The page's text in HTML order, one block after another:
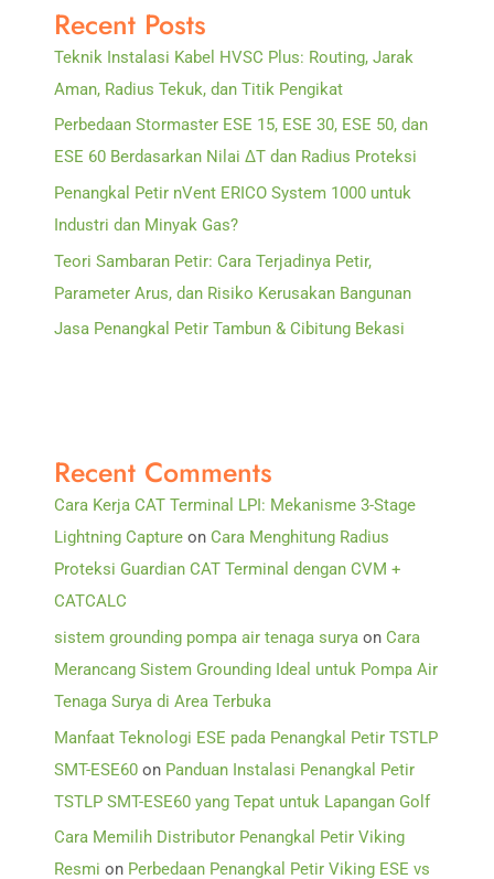
Penangkal
Petir
Recent Posts
Teknik Instalasi Kabel HVSC Plus: Routing, Jarak
Aman, Radius Tekuk, dan Titik Pengikat
Perbedaan Stormaster ESE 15, ESE 30, ESE 50, dan
ESE 60 Berdasarkan Nilai ΔT dan Radius Proteksi
Penangkal Petir nVent ERICO System 1000 untuk
Industri dan Minyak Gas?
Teori Sambaran Petir: Cara Terjadinya Petir,
Parameter Arus, dan Risiko Kerusakan Bangunan
Jasa Penangkal Petir Tambun & Cibitung Bekasi
Recent Comments
Cara Kerja CAT Terminal LPI: Mekanisme 3-Stage
Lightning Capture on Cara Menghitung Radius
Proteksi Guardian CAT Terminal dengan CVM +
CATCALC
sistem grounding pompa air tenaga surya on Cara
Merancang Sistem Grounding Ideal untuk Pompa Air
Tenaga Surya di Area Terbuka
Manfaat Teknologi ESE pada Penangkal Petir TSTLP
SMT-ESE60 on Panduan Instalasi Penangkal Petir
TSTLP SMT-ESE60 yang Tepat untuk Lapangan Golf
Cara Memilih Distributor Penangkal Petir Viking
Resmi on Perbedaan Penangkal Petir Viking ESE vs